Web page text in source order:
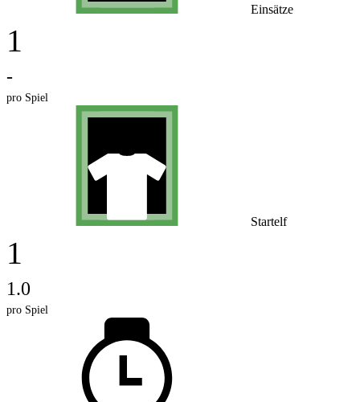
Einsätze
1
-
pro Spiel
Startelf
1
1.0
pro Spiel